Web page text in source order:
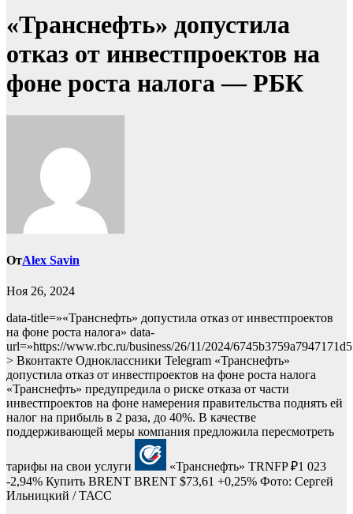
«Транснефть» допустила
отказ от инвестпроектов на
фоне роста налога — РБК
ОтAlex Savin
Ноя 26, 2024
data-title=»«Транснефть» допустила отказ от инвестпроектов
на фоне роста налога» data-
url=»https://www.rbc.ru/business/26/11/2024/
> Вконтакте Одноклассники Telegram «Транснефть»
допустила отказ от инвестпроектов на фоне роста налога
«Транснефть» предупредила о риске отказа от части
инвестпроектов на фоне намерения правительства поднять ей
налог на прибыль в 2 раза, до 40%. В качестве
поддерживающей меры компания предложила пересмотреть
тарифы на свои услуги «Транснефть» TRNFP₽1 023
-2,94% Купить BRENT BRENT $73,61 +0,25% Фото: Сергей
Ильницкий / ТАСС